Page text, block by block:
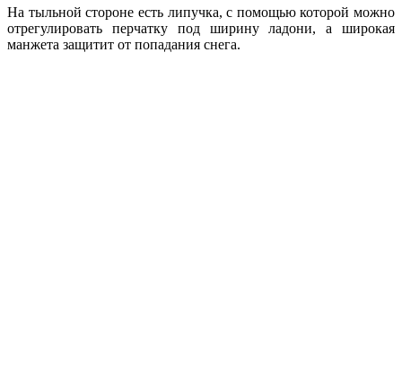
На тыльной стороне есть липучка, с помощью которой можно
отрегулировать перчатку под ширину ладони, а широкая
манжета защитит от попадания снега.